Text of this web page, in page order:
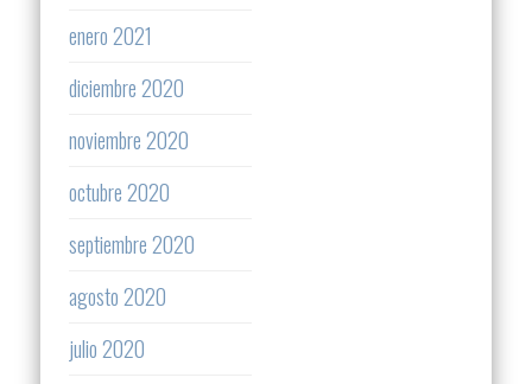
enero 2021
diciembre 2020
noviembre 2020
octubre 2020
septiembre 2020
agosto 2020
julio 2020